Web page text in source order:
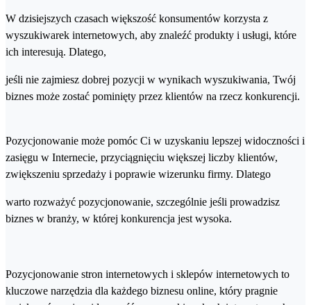
W dzisiejszych czasach większość konsumentów korzysta z
wyszukiwarek internetowych, aby znaleźć produkty i usługi, które
ich interesują. Dlatego,
jeśli nie zajmiesz dobrej pozycji w wynikach wyszukiwania, Twój
biznes może zostać pominięty przez klientów na rzecz konkurencji.
Pozycjonowanie może pomóc Ci w uzyskaniu lepszej widoczności i
zasięgu w Internecie, przyciągnięciu większej liczby klientów,
zwiększeniu sprzedaży i poprawie wizerunku firmy. Dlatego
warto rozważyć pozycjonowanie, szczególnie jeśli prowadzisz
biznes w branży, w której konkurencja jest wysoka.
Pozycjonowanie stron internetowych i sklepów internetowych to
kluczowe narzędzia dla każdego biznesu online, który pragnie